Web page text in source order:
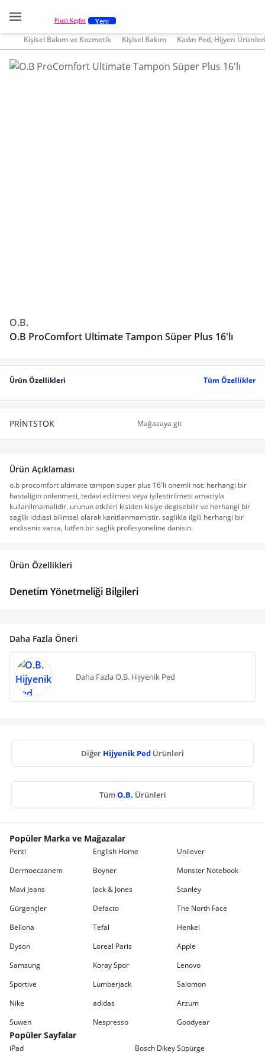
Plus'ı Keşfet Yeni
Kişisel Bakım ve Kozmetik Kişisel Bakım Kadın Ped, Hijyen
O.B.
O.B ProComfort Ultimate Tampon Süper Plus 16'lı
Ürün Özellikleri Tüm Özellikler
PRİNTSTOK Mağazaya git
Ürün Açıklaması
o.b procomfort ultimate tampon super plus 16'li onemli not: herhangi bir
hastaligin onlenmesi, tedavi edilmesi veya iyilestirilmesi amaciyla
kullanilmamalidir. urunun etkileri kisiden kisiye degisebilir ve herhangi bir
saglik iddiasi bilimsel olarak kanitlanmamistir. saglikla ilgili herhangi bir
endiseniz varsa, lutfen bir saglik profesyoneline danisin.
Ürün Özellikleri
Denetim Yönetmeliği Bilgileri
Daha Fazla Öneri
Daha Fazla O.B. Hijyenik Ped
Diğer Hijyenik Ped Ürünleri
TümO.B. Ürünleri
Popüler Marka ve Mağazalar
Penti English Home
Unilever
Dermoeczanem
Boyner
Monster Notebook
Mavi Jeans
Jack & Jones
Stanley
Gürgençler
Defacto
The North Face
Bellona
Tefal
Henkel
Dyson
Loreal Paris
Apple
Samsung
Koray Spor
Lenovo
Sportive
Lumberjack
Salomon
Nike
adidas
Arzum
Suwen
Nespresso Goodyear
Popüler Sayfalar
iPad Bosch Dikey Süpürge